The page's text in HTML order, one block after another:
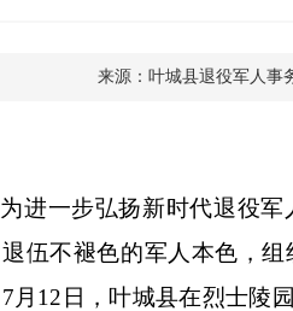
来源：叶城县退役军人事
为进一步弘扬新时代退役
伍不褪色的军人本色，
7月12日，叶城县在烈士陵